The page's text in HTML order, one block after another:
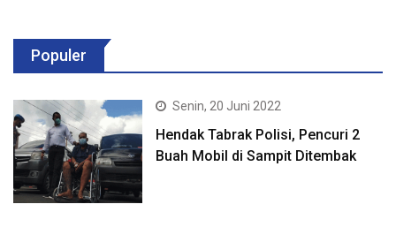
Populer
Senin, 20 Juni 2022
Hendak Tabrak Polisi, Pencuri 2
Buah Mobil di Sampit Ditembak